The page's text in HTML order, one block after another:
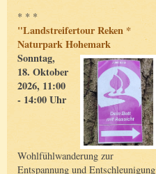
* * *
"Landstreifertour Reken *
Naturpark Hohemark
Sonntag,
18. Oktober
2026, 11:00
- 14:00 Uhr
Wohlfühlwanderung zur
Entspannung und Entschleunigung